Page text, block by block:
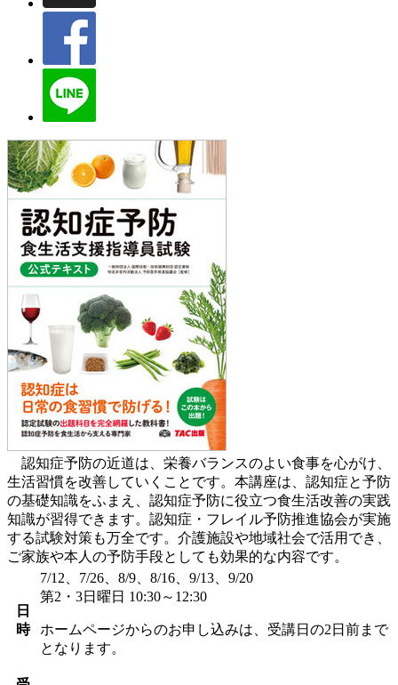
認知症予防の近道は、栄養バランスのよい食事を心がけ、
生活習慣を改善していくことです。本講座は、認知症と予防
の基礎知識をふまえ、認知症予防に役立つ食生活改善の実践
知識が習得できます。認知症・フレイル予防推進協会が実施
する試験対策も万全です。介護施設や地域社会で活用でき、
ご家族や本人の予防手段としても効果的な内容です。
日
時
7/12、7/26、8/9、8/16、9/13、9/20
第2・3日曜日 10:30～12:30
ホームページからのお申し込みは、受講日の2日前まで
となります。